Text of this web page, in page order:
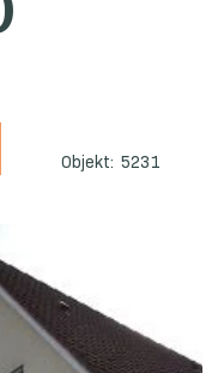
Objekt: 5231